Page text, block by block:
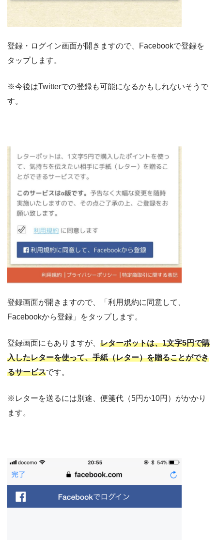
登録・ログイン画面が開きますので、Facebookで登録を
タップします。
※今後はTwitterでの登録も可能になるかもしれないそうで
す。
登録画面が開きますので、「利用規約に同意して、
Facebookから登録」をタップします。
登録画面にもありますが、 レターポットは、1文字5円で購
入したレターを使って、手紙（レター）を贈ることができ
るサービスです。
※レターを送るには別途、便箋代（5円か10円）がかかり
ます。